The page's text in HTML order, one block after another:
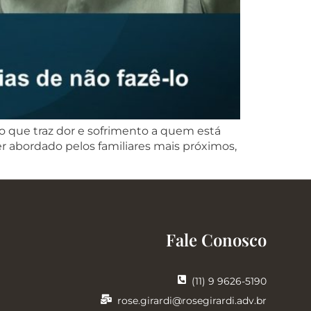
que traz dor e sofrimento a quem está
pelos familiares mais próximos,
Fale Conosco
(11) 9 9626-5190
rose.girardi@rosegirardi.adv.br